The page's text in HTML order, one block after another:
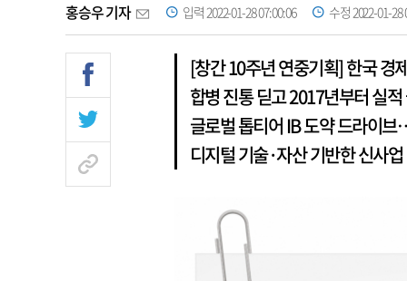
홍승우 기자 입력 2022-01-28 07:00:06 수정 2022-01-28
[창간 10주년 연중기획] 한국 경
합병 진통 딛고 2017년부터 실
글로벌 톱티어 IB 도약 드라이브
디지털 기술·자산 기반한 신사